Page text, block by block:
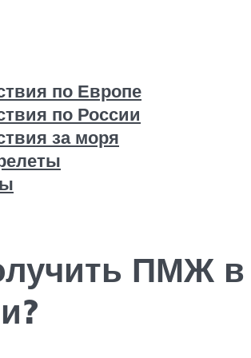
по Европе
по России
за моря
ПМЖ в